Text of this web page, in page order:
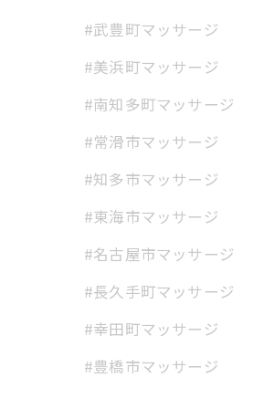
#武豊町マッサージ
#美浜町マッサージ
#南知多町マッサージ
#常滑市マッサージ
#知多市マッサージ
#東海市マッサージ
#名古屋市マッサージ
#長久手町マッサージ
#幸田町マッサージ
#豊橋市マッサージ